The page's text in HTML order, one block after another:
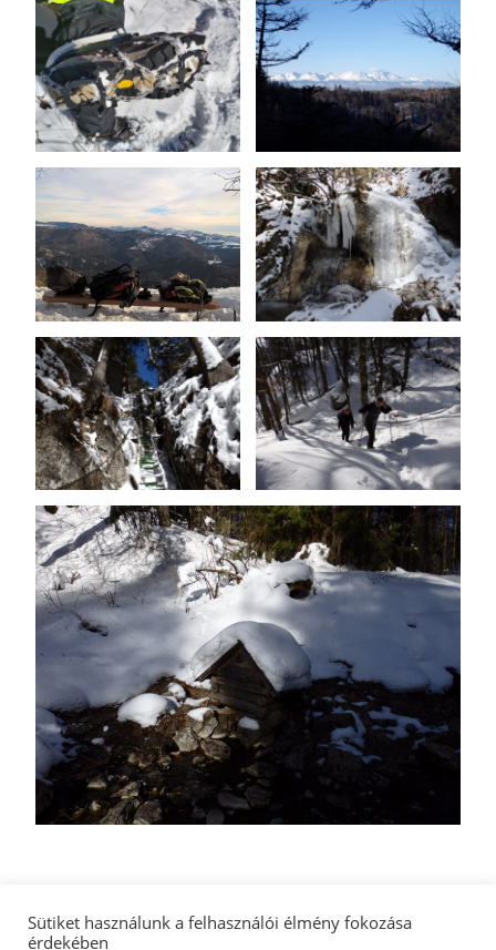
Sütiket használunk a felhasználói élmény fokozása
érdekében